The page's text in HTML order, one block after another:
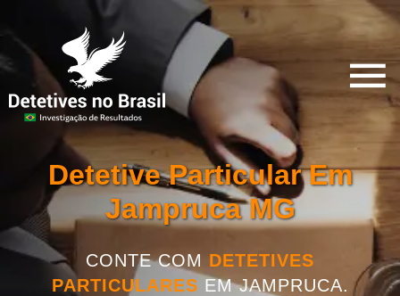
Detetive Particular Em
Jampruca MG
CONTE COM DETETIVES
PARTICULARES EM JAMPRUCA.